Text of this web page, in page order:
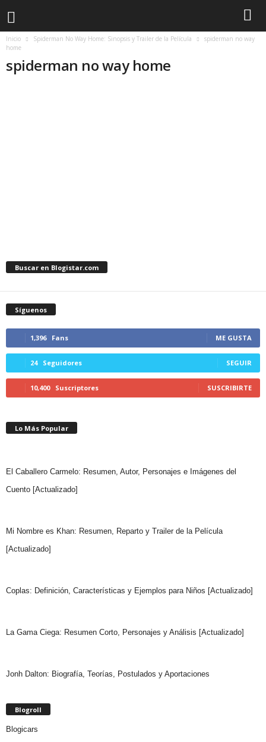
Inicio Spiderman No Way Home: Sinopsis y Trailer de la Película
spiderman no way
home
spiderman no way home
Buscar en Blogistar.com
Síguenos
1,396 Fans ME GUSTA
24 Seguidores SEGUIR
10,400 Suscriptores SUSCRIBIRTE
Lo Más Popular
El Caballero Carmelo: Resumen, Autor, Personajes e Imágenes del
Cuento [Actualizado]
Mi Nombre es Khan: Resumen, Reparto y Trailer de la Película
[Actualizado]
Coplas: Definición, Características y Ejemplos para Niños [Actualizado]
La Gama Ciega: Resumen Corto, Personajes y Análisis [Actualizado]
Jonh Dalton: Biografía, Teorías, Postulados y Aportaciones
Blogroll
Blogicars